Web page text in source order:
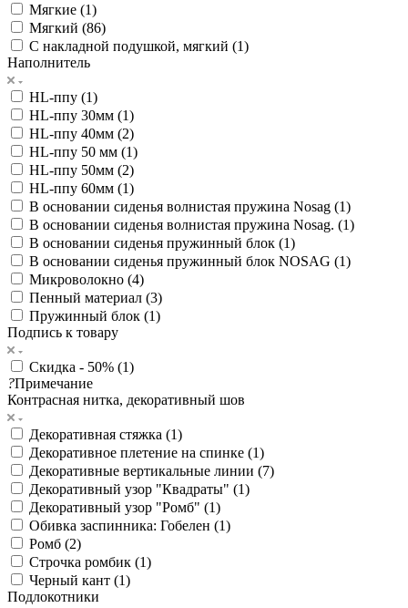
Мягкие (1)
Мягкий (86)
С накладной подушкой, мягкий (1)
Наполнитель
HL-ппу (1)
HL-ппу 30мм (1)
HL-ппу 40мм (2)
HL-ппу 50 мм (1)
HL-ппу 50мм (2)
HL-ппу 60мм (1)
В основании сиденья волнистая пружина Nosag (1)
В основании сиденья волнистая пружина Nosag. (1)
В основании сиденья пружинный блок (1)
В основании сиденья пружинный блок NOSAG (1)
Микроволокно (4)
Пенный материал (3)
Пружинный блок (1)
Подпись к товару
Скидка - 50% (1)
?Примечание
Контрасная нитка, декоративный шов
Декоративная стяжка (1)
Декоративное плетение на спинке (1)
Декоративные вертикальные линии (7)
Декоративный узор "Квадраты" (1)
Декоративный узор "Ромб" (1)
Обивка заспинника: Гобелен (1)
Ромб (2)
Строчка ромбик (1)
Черный кант (1)
Подлокотники